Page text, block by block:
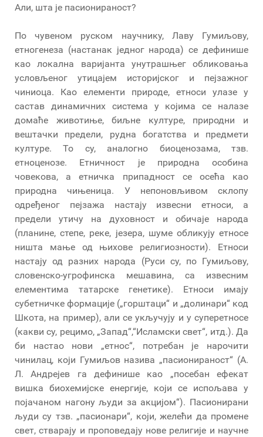
Али, шта је пасионираност?
По чувеном руском научнику, Лаву Гумиљову,
етногенеза (настанак једног народа) се дефинише
као локална варијанта унутрашњег обликовања
условљеног утицајем историјског и пејзажног
чиниоца. Као елементи природе, етноси улазе у
састав динамичних система у којима се налазе
домаће животиње, биљне културе, природни и
вештачки предели, рудна богатства и предмети
културе. То су, аналогно биоценозама, тзв.
етноценозе. Етничност је природна особина
човекова, а етничка припадност се осећа као
природна чињеница. У непоновљивом склопу
одређеног пејзажа настају извесни етноси, а
предели утичу на духовност и обичаје народа
(планине, степе, реке, језера, шуме обликују етносе
ништа мање од њихове религиозности). Етноси
настају од разних народа (Руси су, по Гумиљову,
словенско-угрофинска мешавина, са извесним
елементима татарске генетике). Етноси имају
субетничке формације („горштаци“ и „долинари“ код
Шкота, на пример), али се укључују и у суперетносе
(какви су, рецимо, „Запад“,“Исламски свет“, итд.). Да
би настао нови „етнос“, потребан је нарочити
чинилац, који Гумиљов назива „пасионираност“ (А.
Л. Андрејев га дефинише као „посебан ефекат
вишка биохемијске енергије, који се испољава у
појачаном нагону људи за акцијом“). Пасионирани
људи су тзв. „пасионари“, који, желећи да промене
свет, стварају и проповедају нове религије и научне